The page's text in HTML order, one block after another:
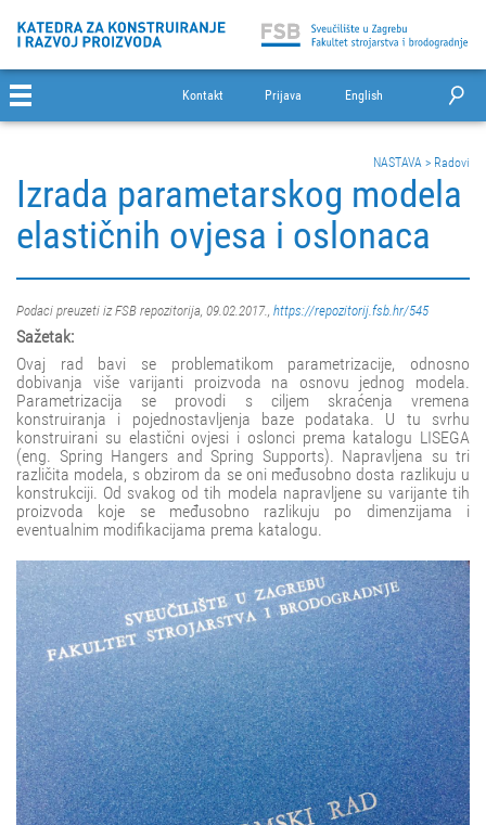
Kontakt Prijava English
NASTAVA > Radovi
Izrada parametarskog modela
elastičnih ovjesa i oslonaca
Podaci preuzeti iz FSB repozitorija, 09.02.2017., https://repozitorij.fsb.hr/545
Sažetak:
Ovaj rad bavi se problematikom parametrizacije, odnosno
dobivanja više varijanti proizvoda na osnovu jednog modela.
Parametrizacija se provodi s ciljem skraćenja vremena
konstruiranja i pojednostavljenja baze podataka. U tu svrhu
konstruirani su elastični ovjesi i oslonci prema katalogu LISEGA
(eng. Spring Hangers and Spring Supports). Napravljena su tri
različita modela, s obzirom da se oni međusobno dosta razlikuju u
konstrukciji. Od svakog od tih modela napravljene su varijante tih
proizvoda koje se međusobno razlikuju po dimenzijama i
eventualnim modifikacijama prema katalogu.